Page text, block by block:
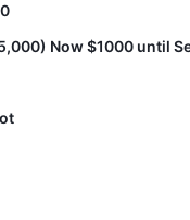
Now $1000 until